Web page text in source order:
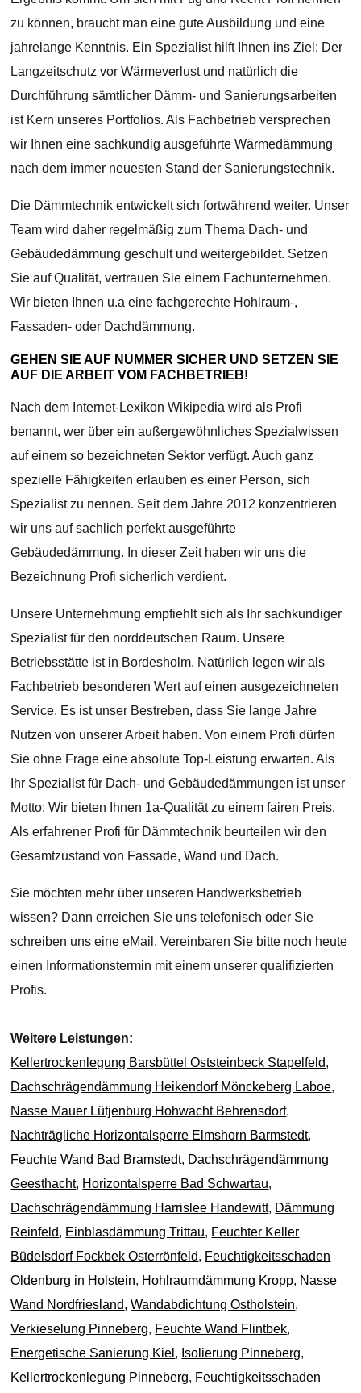
zu können, braucht man eine gute Ausbildung und eine
jahrelange Kenntnis. Ein Spezialist hilft Ihnen ins Ziel: Der
Langzeitschutz vor Wärmeverlust und natürlich die
Durchführung sämtlicher Dämm- und Sanierungsarbeiten
ist Kern unseres Portfolios. Als Fachbetrieb versprechen
wir Ihnen eine sachkundig ausgeführte Wärmedämmung
nach dem immer neuesten Stand der Sanierungstechnik.
Die Dämmtechnik entwickelt sich fortwährend weiter. Unser
Team wird daher regelmäßig zum Thema Dach- und
Gebäudedämmung geschult und weitergebildet. Setzen
Sie auf Qualität, vertrauen Sie einem Fachunternehmen.
Wir bieten Ihnen u.a eine fachgerechte Hohlraum-,
Fassaden- oder Dachdämmung.
GEHEN SIE AUF NUMMER SICHER UND SETZEN SIE
AUF DIE ARBEIT VOM FACHBETRIEB!
Nach dem Internet-Lexikon Wikipedia wird als Profi
benannt, wer über ein außergewöhnliches Spezialwissen
auf einem so bezeichneten Sektor verfügt. Auch ganz
spezielle Fähigkeiten erlauben es einer Person, sich
Spezialist zu nennen. Seit dem Jahre 2012 konzentrieren
wir uns auf sachlich perfekt ausgeführte
Gebäudedämmung. In dieser Zeit haben wir uns die
Bezeichnung Profi sicherlich verdient.
Unsere Unternehmung empfiehlt sich als Ihr sachkundiger
Spezialist für den norddeutschen Raum. Unsere
Betriebsstätte ist in Bordesholm. Natürlich legen wir als
Fachbetrieb besonderen Wert auf einen ausgezeichneten
Service. Es ist unser Bestreben, dass Sie lange Jahre
Nutzen von unserer Arbeit haben. Von einem Profi dürfen
Sie ohne Frage eine absolute Top-Leistung erwarten. Als
Ihr Spezialist für Dach- und Gebäudedämmungen ist unser
Motto: Wir bieten Ihnen 1a-Qualität zu einem fairen Preis.
Als erfahrener Profi für Dämmtechnik beurteilen wir den
Gesamtzustand von Fassade, Wand und Dach.
Sie möchten mehr über unseren Handwerksbetrieb
wissen? Dann erreichen Sie uns telefonisch oder Sie
schreiben uns eine eMail. Vereinbaren Sie bitte noch heute
einen Informationstermin mit einem unserer qualifizierten
Profis.
Weitere Leistungen:
Kellertrockenlegung Barsbüttel Oststeinbeck Stapelfeld,
Dachschrägendämmung Heikendorf Mönckeberg Laboe,
Nasse Mauer Lütjenburg Hohwacht Behrensdorf,
Nachträgliche Horizontalsperre Elmshorn Barmstedt,
Feuchte Wand Bad Bramstedt, Dachschrägendämmung
Geesthacht, Horizontalsperre Bad Schwartau,
Dachschrägendämmung Harrislee Handewitt, Dämmung
Reinfeld, Einblasdämmung Trittau, Feuchter Keller
Büdelsdorf Fockbek Osterrönfeld, Feuchtigkeitsschaden
Oldenburg in Holstein, Hohlraumdämmung Kropp, Nasse
Wand Nordfriesland,Wandabdichtung Ostholstein,
Verkieselung Pinneberg, Feuchte Wand Flintbek,
Energetische Sanierung Kiel , Isolierung Pinneberg,
Kellertrockenlegung Pinneberg, Feuchtigkeitsschaden